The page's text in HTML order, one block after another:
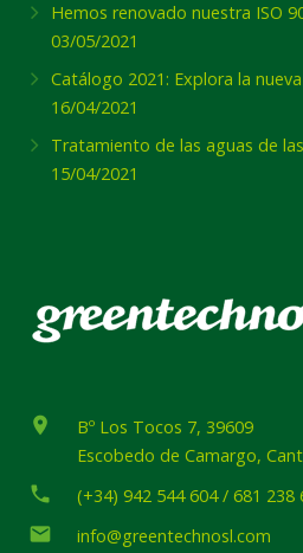
Hemos renovado nuestra ISO
03/05/2021
Catálogo 2021: Explora la
16/04/2021
Tratamiento de las aguas de
15/04/2021
place
Bº Los Tocos 7, 39609
Escobedo de Camargo,
phone (+34) 942 544 604 / 681 238
email info@greentechnosl.com